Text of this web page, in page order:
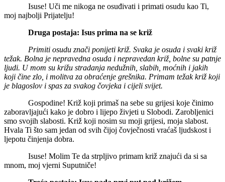
Isuse! Uči me nikoga ne osuđivati i primati osudu kao Ti,
moj najbolji Prijatelju!
Druga postaja: Isus prima na se križ
Primiti osudu znači ponijeti križ. Svaka je osuda i svaki križ
težak. Bolna je nepravedna osuda i nepravedan križ, bolne su patnje
ljudi. U mom su križu stradanja nedužnih, slabih, moćnih i jakih
koji čine zlo, i molitva za obraćenje grešnika. Primam težak križ koji
je blagoslov i spas za svakog čovjeka i cijeli svijet.
Gospodine! Križ koji primaš na sebe su grijesi koje činimo
zaboravljajući kako je dobro i lijepo živjeti u Slobodi. Zarobljenici
smo svojih slabosti. Križ koji nosim su moji grijesi, moja slabost.
Hvala Ti što sam jedan od svih čijoj čovječnosti vraćaš ljudskost i
ljepotu činjenja dobra.
Isuse! Molim Te da strpljivo primam križ znajući da si sa
mnom, moj vjerni Suputniče!